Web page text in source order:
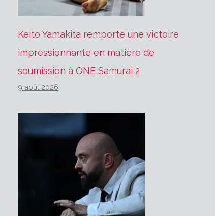
Keito Yamakita remporte une victoire
impressionnante en matière de
soumission à ONE Samurai 2
9 août 2026